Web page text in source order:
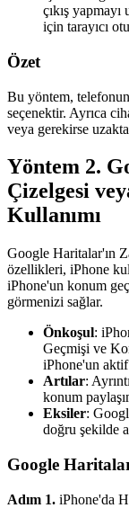
çıkış
için tarayıcı
Özet
Bu yöntem,
seçenektir. Ayrıca
veya gerekirse
Yöntem 2.
Çizelgesi
Kullanımı
Google Haritalar'ın
özellikleri, iPhone
iPhone'un konum
görmenizi sağlar.
Önkoşul:
Geçmişi ve
iPhone'un aktif
Artılar:
konum
Eksiler:
doğru şekilde
Google
Adım 1. iPhone'da